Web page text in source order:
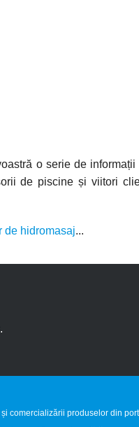
o serie de
de piscine și viitori
de hidromasaj...
comercializării produselor din